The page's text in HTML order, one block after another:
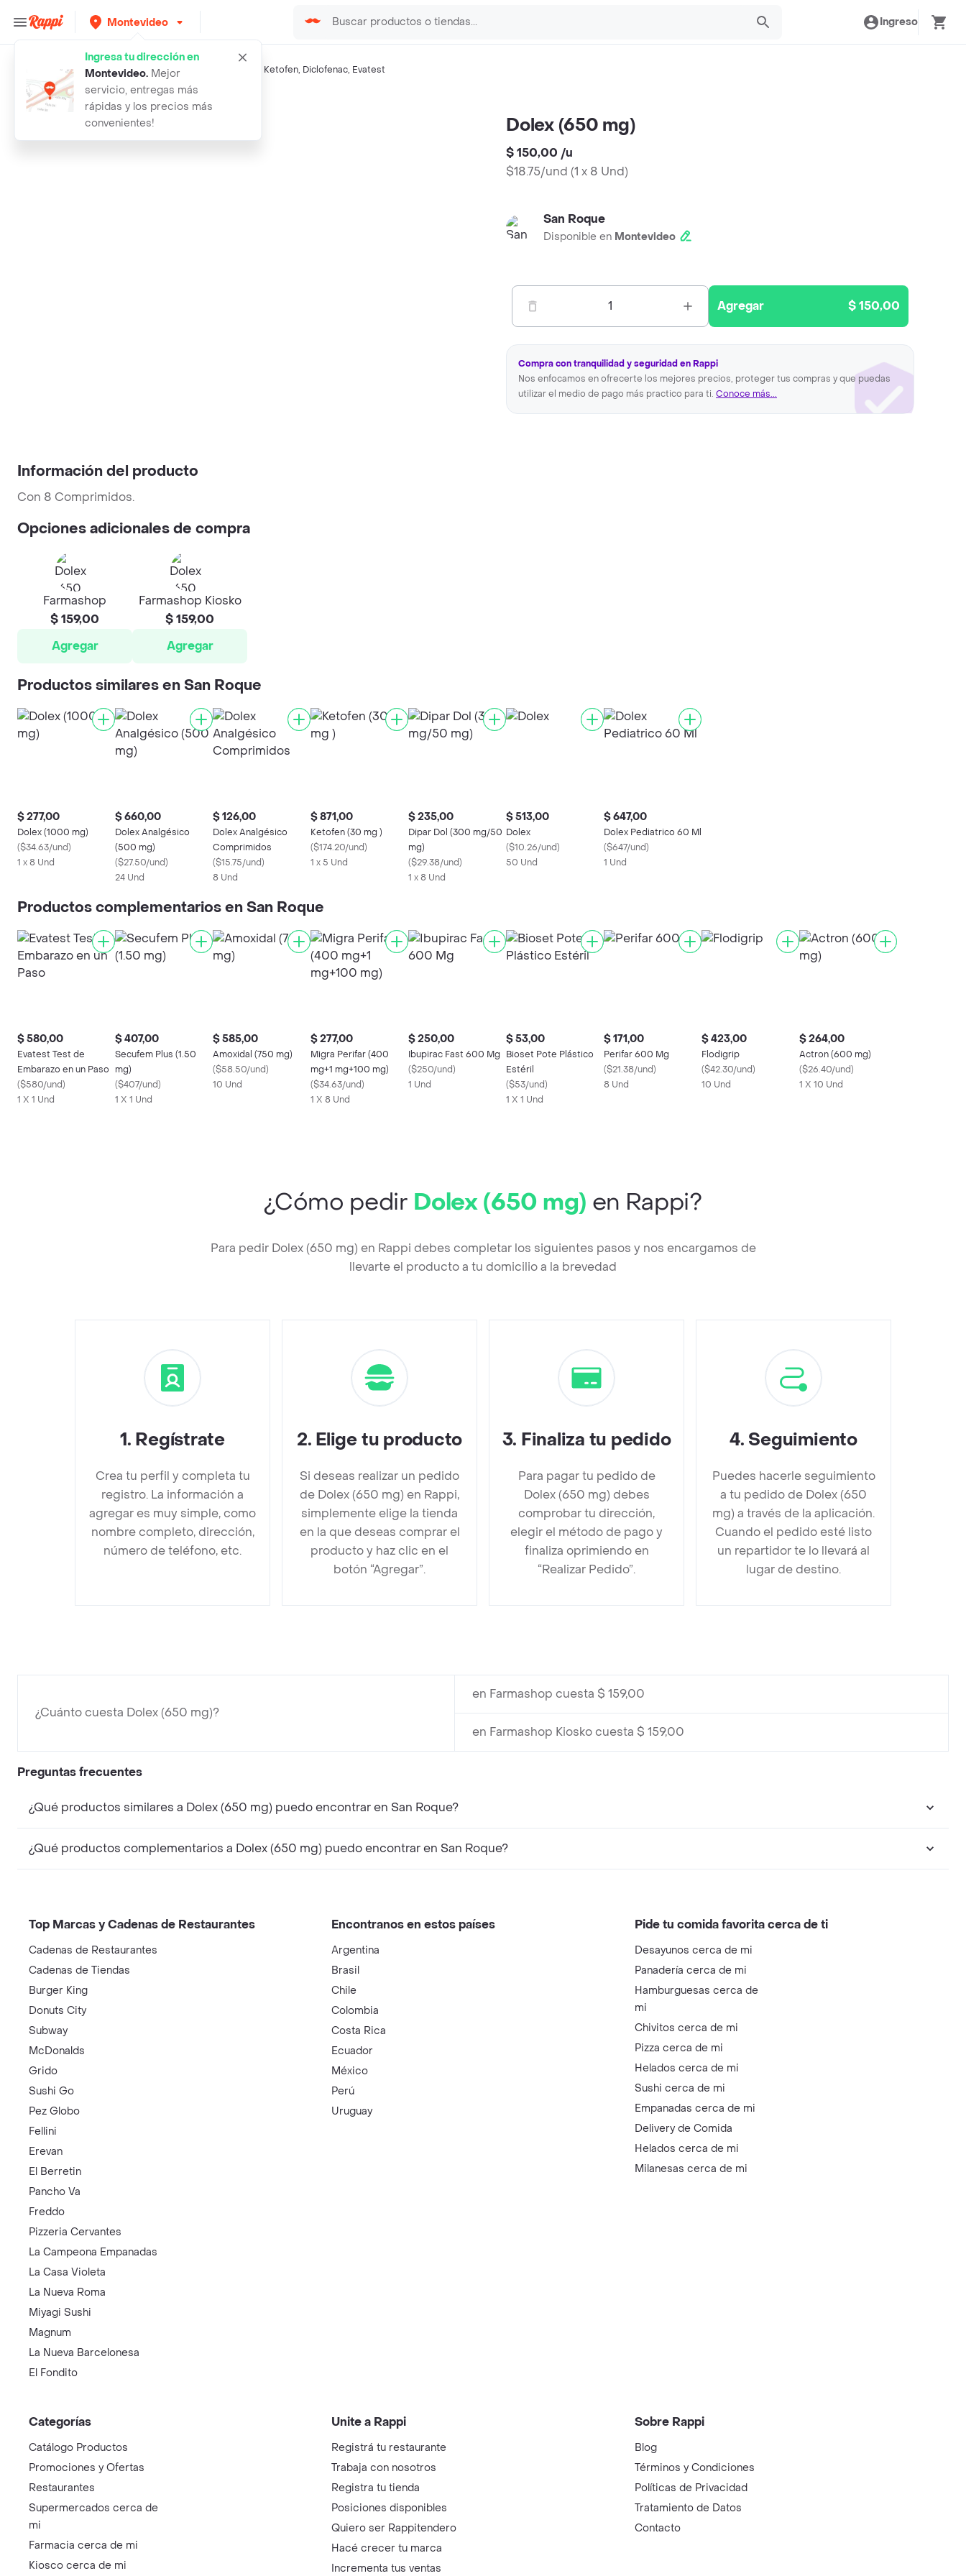
Montevideo
Ingresa tu dirección en
Montevideo. Mejor
servicio, entregas más
rápidas y los precios más
convenientes!
Ingreso
Búsquedas relacionadas:Analgésicos sistémicos Ketofen, Diclofenac, Evatest
Rappi dolex 650 mg
Dolex (650 mg)
$ 150,00 /u
$18.75/und (1 x 8 Und)
San Roque
Disponible en Montevideo
1 Agregar $ 150,00
Compra con tranquilidad y seguridad en Rappi
Nos enfocamos en ofrecerte los mejores precios, proteger tus compras y que puedas
utilizar el medio de pago más practico para ti. Conoce más...
Información del producto
Con 8 Comprimidos.
Opciones adicionales de compra
Farmashop
$ 159,00
Agregar
Farmashop Kiosko
$ 159,00
Agregar
Productos similares en San Roque
$ 277,00
Dolex (1000 mg)
($34.63/und)
1 x 8 Und
$ 660,00
Dolex Analgésico
(500 mg)
($27.50/und)
24 Und
$ 126,00
Dolex Analgésico
Comprimidos
($15.75/und)
8 Und
$ 871,00
Ketofen (30 mg )
($174.20/und)
1 x 5 Und
$ 235,00
Dipar Dol (300 mg/50
mg)
($29.38/und)
1 x 8 Und
$ 513,00
Dolex
($10.26/und)
50 Und
$ 647,00
Dolex Pediatrico 60 Ml
($647/und)
1 Und
Productos complementarios en San Roque
$ 580,00
Evatest Test de
Embarazo en un Paso
($580/und)
1 X 1 Und
$ 407,00
Secufem Plus (1.50
mg)
($407/und)
1 X 1 Und
$ 585,00
Amoxidal (750 mg)
($58.50/und)
10 Und
$ 277,00
Migra Perifar (400
mg+1 mg+100 mg)
($34.63/und)
1 X 8 Und
$ 250,00
Ibupirac Fast 600 Mg
($250/und)
1 Und
$ 53,00
Bioset Pote Plástico
Estéril
($53/und)
1 X 1 Und
$ 171,00
Perifar 600 Mg
($21.38/und)
8 Und
$ 423,00
Flodigrip
($42.30/und)
10 Und
$ 264,00
Actron (600 mg)
($26.40/und)
1 X 10 Und
¿Cómo pedir Dolex (650 mg) en Rappi?
Para pedir Dolex (650 mg) en Rappi debes completar los siguientes pasos y nos encargamos de
llevarte el producto a tu domicilio a la brevedad
1. Regístrate
Crea tu perfil y completa tu
registro. La información a
agregar es muy simple, como
nombre completo, dirección,
número de teléfono, etc.
2. Elige tu producto
Si deseas realizar un pedido
de Dolex (650 mg) en Rappi,
simplemente elige la tienda
en la que deseas comprar el
producto y haz clic en el
botón “Agregar”.
3. Finaliza tu pedido
Para pagar tu pedido de
Dolex (650 mg) debes
comprobar tu dirección,
elegir el método de pago y
finaliza oprimiendo en
“Realizar Pedido”.
4. Seguimiento
Puedes hacerle seguimiento
a tu pedido de Dolex (650
mg) a través de la aplicación.
Cuando el pedido esté listo
un repartidor te lo llevará al
lugar de destino.
¿Cuánto cuesta Dolex (650 mg)?
en Farmashop cuesta $ 159,00
en Farmashop Kiosko cuesta $ 159,00
Preguntas frecuentes
¿Qué productos similares a Dolex (650 mg) puedo encontrar en San Roque?
¿Qué productos complementarios a Dolex (650 mg) puedo encontrar en San Roque?
Top Marcas y Cadenas de Restaurantes
Cadenas de Restaurantes
Cadenas de Tiendas
Burger King
Donuts City
Subway
McDonalds
Grido
Sushi Go
Pez Globo
Fellini
Erevan
El Berretin
Pancho Va
Freddo
Pizzeria Cervantes
La Campeona Empanadas
La Casa Violeta
La Nueva Roma
Miyagi Sushi
Magnum
La Nueva Barcelonesa
El Fondito
Encontranos en estos países
Argentina
Brasil
Chile
Colombia
Costa Rica
Ecuador
México
Perú
Uruguay
Pide tu comida favorita cerca de ti
Desayunos cerca de mi
Panadería cerca de mi
Hamburguesas cerca de
mi
Chivitos cerca de mi
Pizza cerca de mi
Helados cerca de mi
Sushi cerca de mi
Empanadas cerca de mi
Delivery de Comida
Helados cerca de mi
Milanesas cerca de mi
Categorías
Catálogo Productos
Promociones y Ofertas
Restaurantes
Supermercados cerca de
mi
Farmacia cerca de mi
Kiosco cerca de mi
Unite a Rappi
Registrá tu restaurante
Trabaja con nosotros
Registra tu tienda
Posiciones disponibles
Quiero ser Rappitendero
Hacé crecer tu marca
Incrementa tus ventas
Sobre Rappi
Blog
Términos y Condiciones
Políticas de Privacidad
Tratamiento de Datos
Contacto